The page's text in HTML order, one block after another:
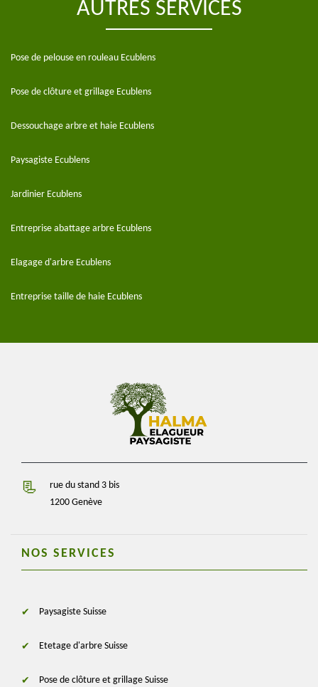
AUTRES SERVICES
Pose de pelouse en rouleau Ecublens
Pose de clôture et grillage Ecublens
Dessouchage arbre et haie Ecublens
Paysagiste Ecublens
Jardinier Ecublens
Entreprise abattage arbre Ecublens
Elagage d'arbre Ecublens
Entreprise taille de haie Ecublens
rue du stand 3 bis
1200 Genève
NOS SERVICES
Paysagiste Suisse
Etetage d'arbre Suisse
Pose de clôture et grillage Suisse